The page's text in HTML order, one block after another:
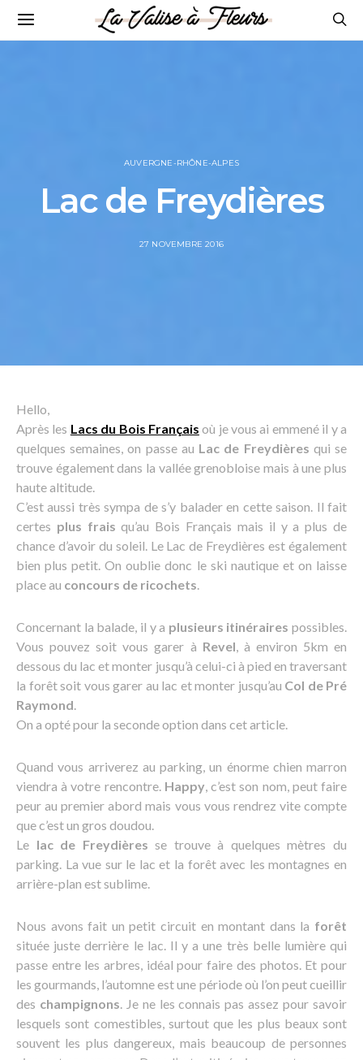
AUVERGNE-RHÔNE-ALPES
Lac de Freydières
POSTED
27 NOVEMBRE 2016
Hello,
Après les Lacs du Bois Français où je vous ai emmené il y a
quelques semaines, on passe au Lac de Freydières qui se
trouve également dans la vallée grenobloise mais à une plus
haute altitude.
C’est aussi très sympa de s’y balader en cette saison. Il fait
certes plus frais qu’au Bois Français mais il y a plus de
chance d’avoir du soleil. Le Lac de Freydières est également
bien plus petit. On oublie donc le ski nautique et on laisse
place au concours de ricochets.
Concernant la balade, il y a plusieurs itinéraires possibles.
Vous pouvez soit vous garer à Revel, à environ 5km en
dessous du lac et monter jusqu’à celui-ci à pied en traversant
la forêt soit vous garer au lac et monter jusqu’au Col de Pré
Raymond.
On a opté pour la seconde option dans cet article.
Quand vous arriverez au parking, un énorme chien marron
viendra à votre rencontre. Happy, c’est son nom, peut faire
peur au premier abord mais vous vous rendrez vite compte
que c’est un gros doudou.
Le lac de Freydières se trouve à quelques mètres du
parking. La vue sur le lac et la forêt avec les montagnes en
arrière-plan est sublime.
Nous avons fait un petit circuit en montant dans la forêt
située juste derrière le lac. Il y a une très belle lumière qui
passe entre les arbres, idéal pour faire des photos. Et pour
les gourmands, l’automne est une période où l’on peut cueillir
des champignons. Je ne les connais pas assez pour savoir
lesquels sont comestibles, surtout que les plus beaux sont
souvent les plus dangereux, mais beaucoup de personnes